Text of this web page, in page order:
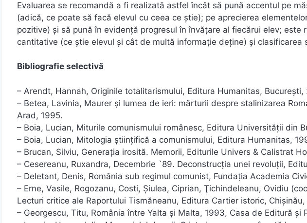
Evaluarea se recomandă a fi realizată astfel încât să pună accentul pe
(adică, ce poate să facă elevul cu ceea ce ştie); pe aprecierea
pozitive) şi să pună în evidenţă progresul în învăţare al fiecărui elev; este
cantitative (ce ştie elevul şi cât de multă informaţie deţine) şi clasificarea
Bibliografie selectivă
– Arendt, Hannah, Originile totalitarismului, Editura Humanitas, Bucureşti,
– Betea, Lavinia, Maurer şi lumea de ieri: mărturii despre stalinizarea
Arad, 1995.
– Boia, Lucian, Miturile comunismului românesc, Editura Universităţii din
– Boia, Lucian, Mitologia ştiinţifică a comunismului, Editura Humanitas,
– Brucan, Silviu, Generaţia irosită. Memorii, Editurile Univers & Calistrat
– Cesereanu, Ruxandra, Decembrie `89. Deconstrucţia unei revoluţii,
– Deletant, Denis, România sub regimul comunist, Fundaţia Academia
– Erne, Vasile, Rogozanu, Costi, Şiulea, Ciprian, Ţichindeleanu, Ovidiu
Lecturi critice ale Raportului Tismăneanu, Editura Cartier istoric,
– Georgescu, Titu, România între Yalta şi Malta, 1993, Casa de Editură şi